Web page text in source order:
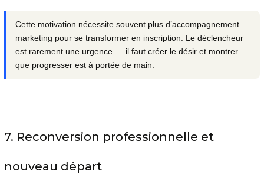
Cette motivation nécessite souvent plus d’accompagnement
marketing pour se transformer en inscription. Le déclencheur
est rarement une urgence — il faut créer le désir et montrer
que progresser est à portée de main.
7. Reconversion professionnelle et
nouveau départ